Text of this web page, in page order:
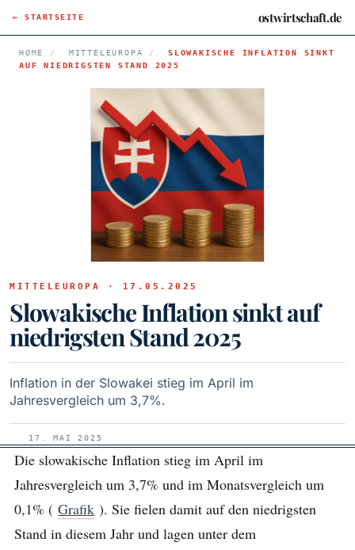
← STARTSEITE ostwirtschaft.de
HOME / MITTELEUROPA /
SLOWAKISCHE INFLATION SINKT
AUF NIEDRIGSTEN STAND 2025
MITTELEUROPA · 17.05.2025
Slowakische Inflation sinkt auf
niedrigsten Stand 2025
Inflation in der Slowakei stieg im April im
Jahresvergleich um 3,7%.
17. MAI 2025
Die slowakische Inflation stieg im April im
Jahresvergleich um 3,7% und im Monatsvergleich um
0,1% ( Grafik ). Sie fielen damit auf den niedrigsten
Stand in diesem Jahr und lagen unter dem